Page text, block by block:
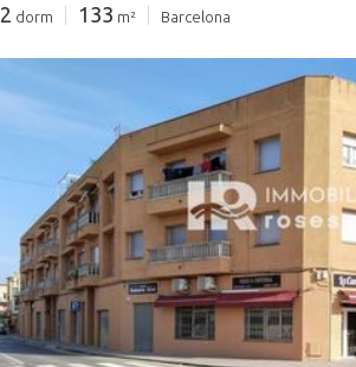
2 dorm 133 m² Barcelona
CARGANDO...